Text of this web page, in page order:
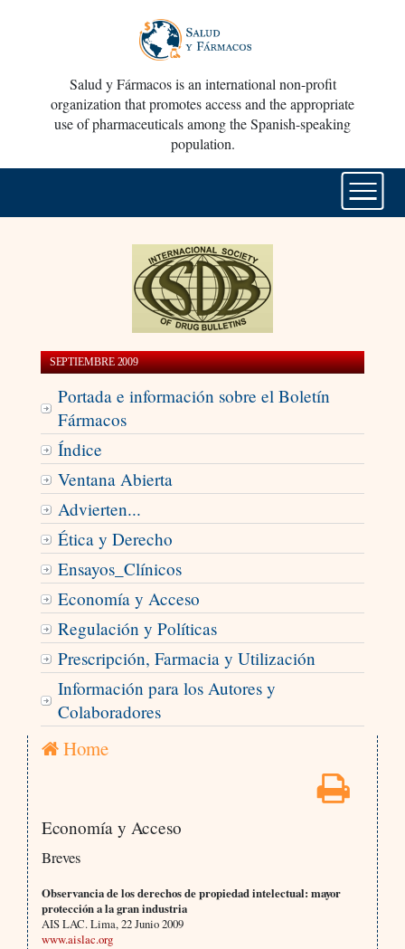
Salud y Fármacos is an international non-profit
organization that promotes access and the appropriate
use of pharmaceuticals among the Spanish-speaking
population.
SEPTIEMBRE 2009
Portada e información sobre el Boletín
Fármacos
Índice
Ventana Abierta
Advierten...
Ética y Derecho
Ensayos_Clínicos
Economía y Acceso
Regulación y Políticas
Prescripción, Farmacia y Utilización
Información para los Autores y
Colaboradores
Home
Economía y Acceso
Breves
Observancia de los derechos de propiedad intelectual: mayor
protección a la gran industria
AIS LAC. Lima, 22 Junio 2009
www.aislac.org